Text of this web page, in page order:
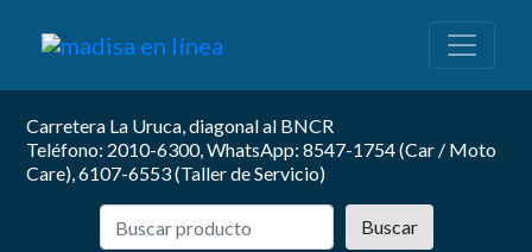
Carretera La Uruca, diagonal al BNCR
Teléfono: 2010-6300, WhatsApp: 8547-1754 (Car / Moto
Care), 6107-6553 (Taller de Servicio)
Buscar